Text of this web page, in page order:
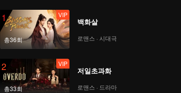
106
108
VIP
109
VIP
110
VIP
111
1
총36회
VIP
백화살
로맨스 · 시대극
2
총33회
VIP
저일초과화
로맨스 · 드라마